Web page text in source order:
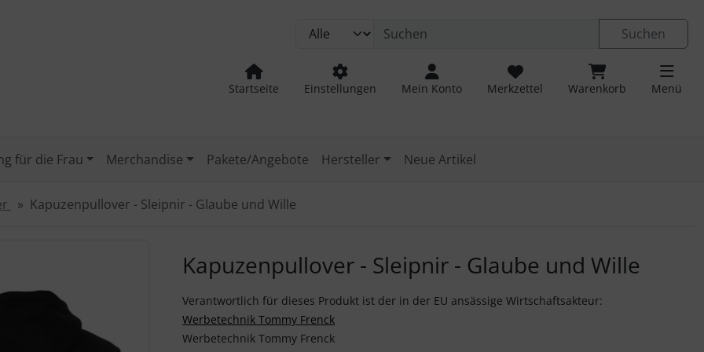
Springe zu den allgemeinen Informationen
Suchen
Startseite Einstellungen Mein Konto Merkzettel Warenkorb Menü
für die Frau Merchandise Pakete/Angebote Hersteller Neue Artikel
Kapuzenpullover - Sleipnir - Glaube und Wille
Kapuzenpullover - Sleipnir - Glaube und Wille
Verantwortlich für dieses Produkt ist der in der EU ansässige Wirtschaftsakteur:
Werbetechnik Tommy Frenck
Werbetechnik Tommy Frenck
" und "Vor-Button" nutzen, um zwischen den Bildern zu navigieren. Zum Vergrößern klicken Sie auf das Bild.